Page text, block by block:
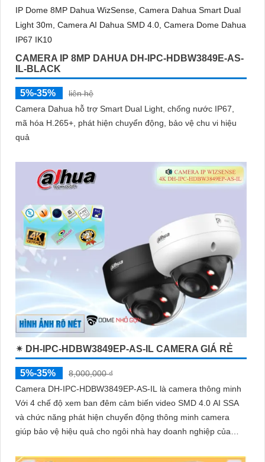
trợ POE, giảm thiểu báo động giả hiệu quả
CAMERA IP 8MP DAHUA DH-IPC-HDBW3849E-AS-
IL-BLACK
5%-35%
liên hệ
Camera Dahua hỗ trợ Smart Dual Light, chống nước IP67,
mã hóa H.265+, phát hiện chuyển động, bảo vệ chu vi hiệu
quả
✴ DH-IPC-HDBW3849EP-AS-IL CAMERA GIÁ RẺ
5%-35%
8,000,000 ₫
Camera DH-IPC-HDBW3849EP-AS-IL là camera thông minh
Với 4 chế độ xem ban đêm cảm biến video SMD 4.0 AI SSA
và chức năng phát hiện chuyển động thông minh camera
giúp bảo vệ hiệu quả cho ngôi nhà hay doanh nghiệp của